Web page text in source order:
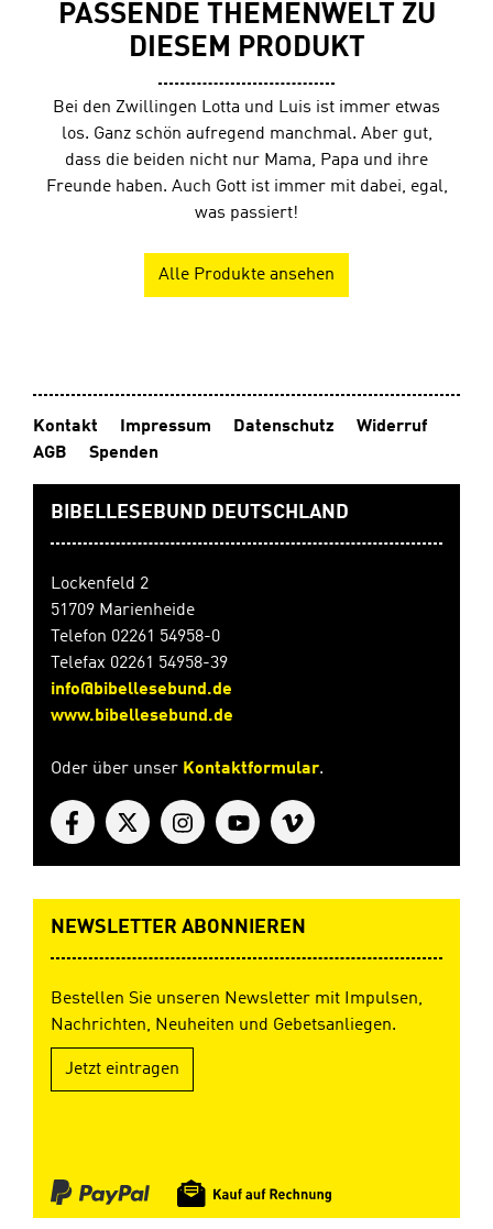
PASSENDE THEMENWELT ZU
DIESEM PRODUKT
Bei den Zwillingen Lotta und Luis ist immer etwas
los. Ganz schön aufregend manchmal. Aber gut,
dass die beiden nicht nur Mama, Papa und ihre
Freunde haben. Auch Gott ist immer mit dabei, egal,
was passiert!
Alle Produkte ansehen
Kontakt Impressum Datenschutz
Widerruf
AGB
Spenden
BIBELLESEBUND DEUTSCHLAND
Lockenfeld 2
51709 Marienheide
Telefon 02261 54958-0
Telefax 02261 54958-39
info@bibellesebund.de
www.bibellesebund.de
Oder über unser Kontaktformular.
NEWSLETTER ABONNIEREN
Bestellen Sie unseren Newsletter mit Impulsen,
Nachrichten, Neuheiten und Gebetsanliegen.
Jetzt eintragen